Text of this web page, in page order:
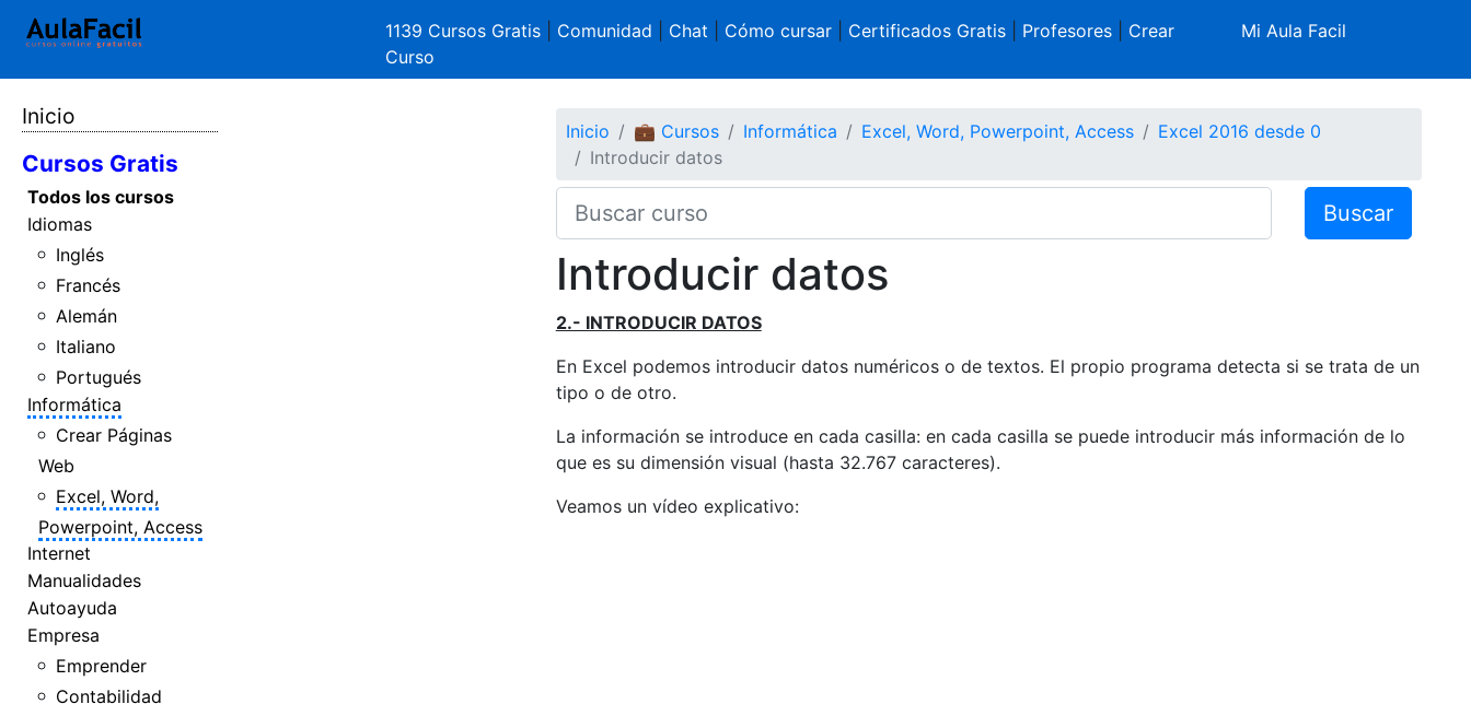
1139 Cursos Gratis Comunidad Chat Cómo cursar| Certificados Gratis| Profesores| Crear
Curso
Mi Aula Facil
Inicio
Cursos Gratis
Todos los cursos
Idiomas
Inglés
Francés
Alemán
Italiano
Portugués
Informática
Crear Páginas
Web
Excel, Word,
Powerpoint, Access
Internet
Manualidades
Autoayuda
Empresa
Emprender
Contabilidad
Inicio 💼 Cursos Informática Excel, Word, Powerpoint, Access
Excel 2016 desde 0
Introducir datos
Buscar
Introducir datos
2.- INTRODUCIR DATOS
En Excel podemos introducir datos numéricos o de textos. El propio programa detecta si se trata de un
tipo o de otro.
La información se introduce en cada casilla: en cada casilla se puede introducir más información de lo
que es su dimensión visual (hasta 32.767 caracteres).
Veamos un vídeo explicativo: